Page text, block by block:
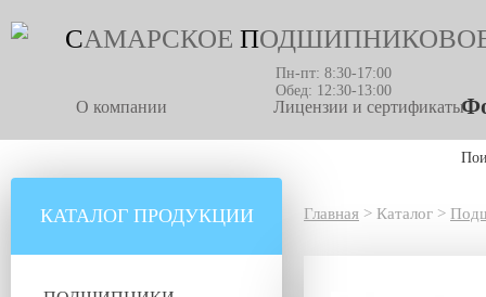
САМАРСКОЕ П
Пн-пт: 8:30-17:00
Обед: 12:30-13:00
О компании Лицензии и сертификаты
КАТАЛОГ ПРОДУКЦИИ Главная > Каталог >